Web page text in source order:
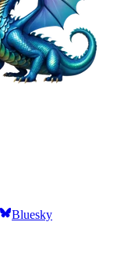
Bluesky